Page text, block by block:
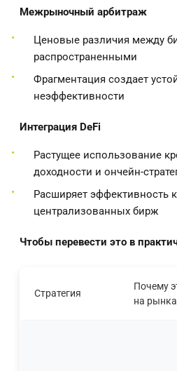
Межрыночный арбитраж
Ценовые различия между
распространенными
Фрагментация создает
неэффективности
Интеграция DeFi
Растущее использование
доходности и ончейн-
Расширяет эффективность
централизованных бирж
Чтобы перевести это в
Стратегия
Почему
на